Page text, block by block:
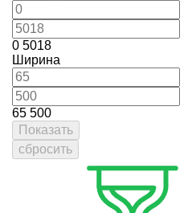
0 5018
Ширина
65 500
Показать
сбросить